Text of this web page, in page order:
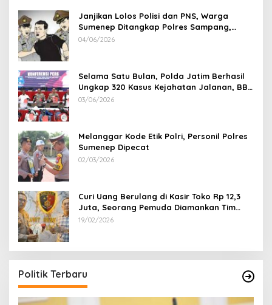
Janjikan Lolos Polisi dan PNS, Warga
Sumenep Ditangkap Polres Sampang,
Korban Rugi Rp 600 juta
04/06/2026
Selama Satu Bulan, Polda Jatim Berhasil
Ungkap 320 Kasus Kejahatan Jalanan, BB
100 Sepeda Motor dan 12 Mobil Diamankan
03/06/2026
Melanggar Kode Etik Polri, Personil Polres
Sumenep Dipecat
02/03/2026
Curi Uang Berulang di Kasir Toko Rp 12,3
Juta, Seorang Pemuda Diamankan Tim
Reskrim Polsek Lenteng Sumenep
19/02/2026
Politik Terbaru